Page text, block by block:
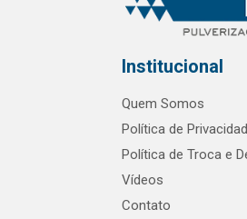
Institucional
Quem Somos
Política de
Política de Troca e
Vídeos
Contato